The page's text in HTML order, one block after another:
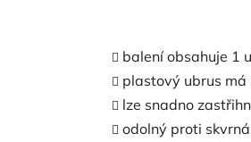
balení obsahuje 1
plastový ubrus
lze snadno
odolný proti